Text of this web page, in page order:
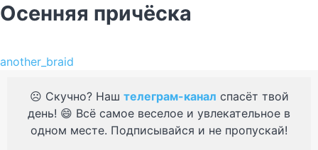
Осенняя причёска
another_braid
☹️ Скучно? Наш телеграм-канал спасёт твой
день! 😄 Всё самое веселое и увлекательное в
одном месте. Подписывайся и не пропускай!